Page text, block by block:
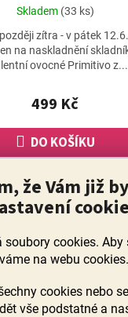
že Vám již
soubory cookies. Aby
na webu cookies.
cookies nebo
vše podstatné a
Průměrné
produktu
je
5,0
5
hvězdiček.
Skladem (33 ks)
499 Kč
DO KOŠÍKU
zítra - v pátek
na naskladnění
ovocné Primitivo z...